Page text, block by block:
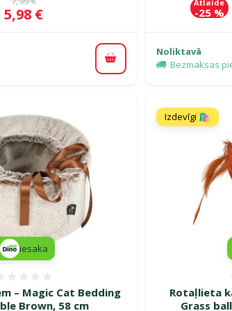
Cena
5,98 €
Pievienot grozam
Atlaide
-25 %
Noliktavā
Bezmaksas
– Magic Cat Bedding
Brown, 58 cm
iesaka
Rotaļlieta
Grass
Izdevīgi 🛍️